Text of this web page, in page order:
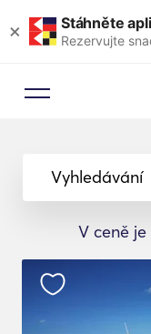
× Stáhněte
Rezervujte
Vyhledávání
V ceně